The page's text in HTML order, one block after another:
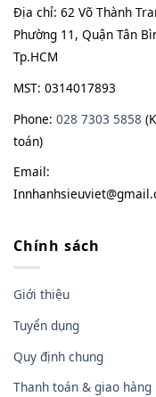
Địa chỉ: 62 Võ Thành
Phường 11, Quận Tân
Tp.HCM
MST: 0314017893
Phone: 028 7303 5858
toán)
Email:
Chính sách
Giới thiệu
Tuyển dụng
Quy định chung
Thanh toán & giao hàng